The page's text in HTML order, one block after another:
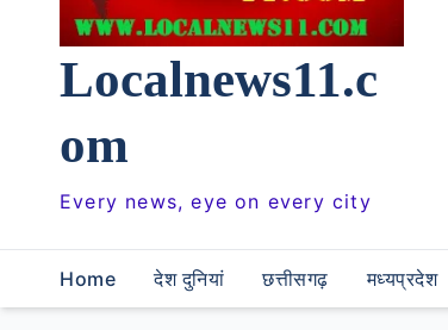
Localnews11.c
om
Every news, eye on every city
Home देश दुनियां छत्तीसगढ़ मध्यप्रदेश